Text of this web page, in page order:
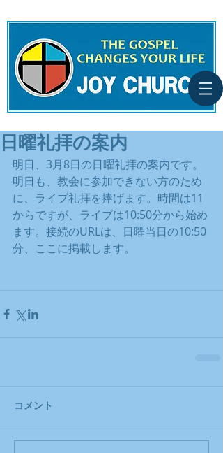
日曜礼拝の案内
明日、3月8日の日曜礼拝の案内です。
明日も、教会に参加できない方のため
に、ライブ礼拝を捧げます。時間は11
からですが、ライブは10:50分から始め
ます。接続のURLは、日曜当日の10:50
分、ここに掲載します。
コメント